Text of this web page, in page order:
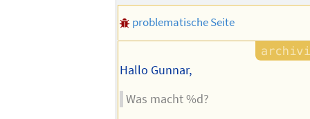
problematische Seite
Hallo Gunnar,
Was macht %d?